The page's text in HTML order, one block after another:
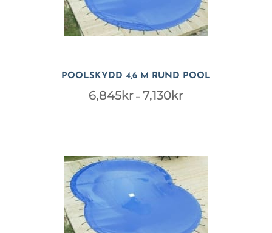
POOLSKYDD 4,6 M RUND POOL
6,845kr – 7,130krPrisintervall: